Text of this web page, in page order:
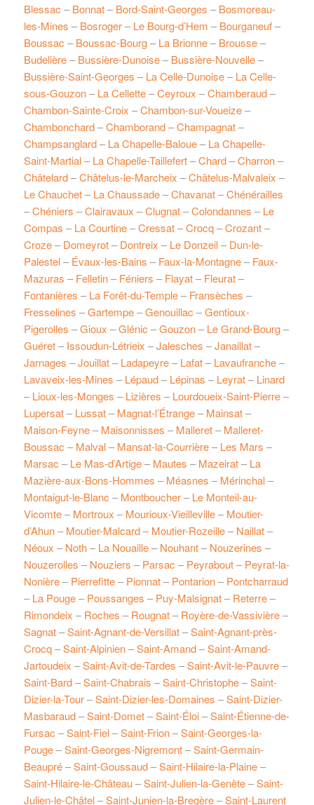
Blessac –Bonnat–Bord-Saint-Georges –Bosmoreau-
les-Mines –Bosroger–Le Bourg-d’Hem –Bourganeuf–
Boussac –Boussac-Bourg–La Brionne–Brousse–
Budelière–Bussière-Dunoise–Bussière-Nouvelle–
Bussière-Saint-Georges –La Celle-Dunoise–La Celle-
sous-Gouzon–La Cellette–Ceyroux –Chamberaud–
Chambon-Sainte-Croix –Chambon-sur-Voueize–
Chambonchard–Chamborand–Champagnat–
Champsanglard–La Chapelle-Baloue–La Chapelle-
Saint-Martial–La Chapelle-Taillefert–Chard–Charron–
Châtelard–Châtelus-le-Marcheix –Châtelus-Malvaleix –
Le Chauchet–La Chaussade–Chavanat–Chénérailles
–Chéniers –Clairavaux –Clugnat–Colondannes –Le
Compas –La Courtine–Cressat–Crocq–Crozant–
Croze–Domeyrot–Dontreix –Le Donzeil–Dun-le-
Palestel–Évaux-les-Bains –Faux-la-Montagne–Faux-
Mazuras –Felletin–Féniers –Flayat–Fleurat–
Fontanières –La Forêt-du-Temple–Fransèches –
Fresselines –Gartempe–Genouillac –Gentioux-
Pigerolles –Gioux –Glénic –Gouzon–Le Grand-Bourg–
Guéret–Issoudun-Létrieix –Jalesches –Janaillat–
Jarnages –Jouillat–Ladapeyre–Lafat–Lavaufranche–
Lavaveix-les-Mines –Lépaud–Lépinas –Leyrat–Linard
–Lioux-les-Monges –Lizières –Lourdoueix-Saint-Pierre–
Lupersat–Lussat–Magnat-l’Étrange–Mainsat–
Maison-Feyne–Maisonnisses –Malleret–Malleret-
Boussac –Malval–Mansat-la-Courrière–Les Mars –
Marsac –Le Mas-d’Artige–Mautes –Mazeirat–La
Mazière-aux-Bons-Hommes –Méasnes –Mérinchal–
Montaigut-le-Blanc –Montboucher–Le Monteil-au-
Vicomte–Mortroux –Mourioux-Vieilleville–Moutier-
d’Ahun–Moutier-Malcard–Moutier-Rozeille–Naillat–
Néoux –Noth–La Nouaille–Nouhant–Nouzerines –
Nouzerolles –Nouziers –Parsac –Peyrabout–Peyrat-la-
Nonière–Pierrefitte–Pionnat–Pontarion–Pontcharraud
–La Pouge–Poussanges –Puy-Malsignat–Reterre–
Rimondeix –Roches –Rougnat–Royère-de-Vassivière–
Sagnat–Saint-Agnant-de-Versillat–Saint-Agnant-près-
Crocq–Saint-Alpinien–Saint-Amand–Saint-Amand-
Jartoudeix –Saint-Avit-de-Tardes –Saint-Avit-le-Pauvre–
Saint-Bard–Saint-Chabrais –Saint-Christophe–Saint-
Dizier-la-Tour–Saint-Dizier-les-Domaines –Saint-Dizier-
Masbaraud–Saint-Domet–Saint-Éloi–Saint-Étienne-de-
Fursac –Saint-Fiel–Saint-Frion–Saint-Georges-la-
Pouge–Saint-Georges-Nigremont–Saint-Germain-
Beaupré–Saint-Goussaud–Saint-Hilaire-la-Plaine–
Saint-Hilaire-le-Château–Saint-Julien-la-Genête–Saint-
Julien-le-Châtel–Saint-Junien-la-Bregère–Saint-Laurent